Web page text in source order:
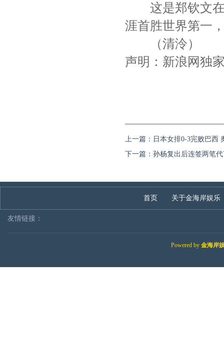
这是郑钦文在
涯首胜世界第一
（清泠）
声明：新浪网独
上一篇： 日本女排0-3完败巴西
下一篇： 孙杨复出后连签两笔
首页 关于金海岸娱乐
友情链接：
Powered by 金海岸